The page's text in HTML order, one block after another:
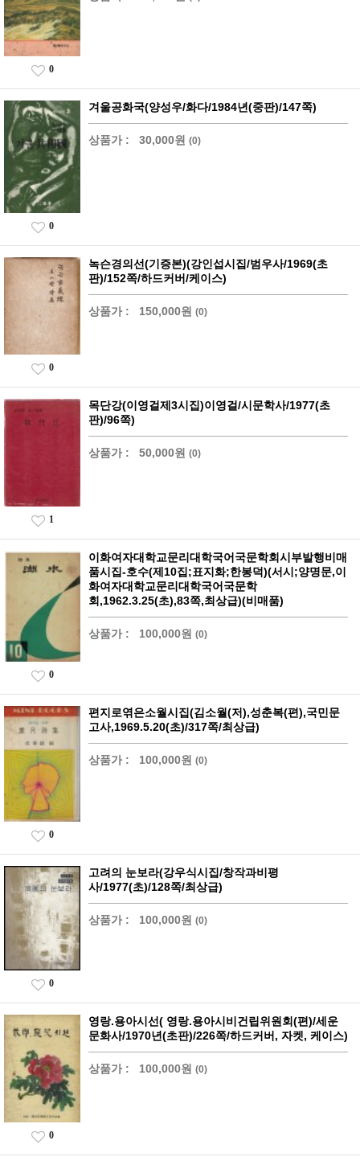
0
겨울공화국(양성우/화다/1984년(중판)/147쪽)
상품가 : 30,000원 (0)
0
녹슨경의선(기증본)(강인섭시집/범우사/1969(초
판)/152쪽/하드커버/케이스)
상품가 : 150,000원 (0)
0
목단강(이영걸제3시집)이영걸/시문학사/1977(초
판)/96쪽)
상품가 : 50,000원 (0)
1
이화여자대학교문리대학국어국문학회시부발행비매
품시집-호수(제10집;표지화;한봉덕)(서시;양명문,이
화여자대학교문리대학국어국문학
회,1962.3.25(초),83쪽,최상급)(비매품)
상품가 : 100,000원 (0)
0
편지로엮은소월시집(김소월(저),성춘복(편),국민문
고사,1969.5.20(초)/317쪽/최상급)
상품가 : 100,000원 (0)
0
고려의 눈보라(강우식시집/창작과비평
사/1977(초)/128쪽/최상급)
상품가 : 100,000원 (0)
0
영랑.용아시선( 영랑.용아시비건립위원회(편)/세운
문화사/1970년(초판)/226쪽/하드커버, 자켓, 케이스)
상품가 : 100,000원 (0)
0